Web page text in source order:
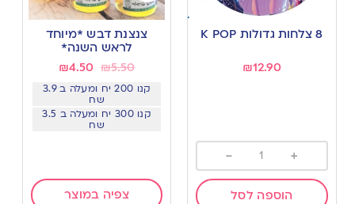
to
wishlist
8 צלחות גדולות K POP
₪12.90
+
-
הוספה לסל
Add
wishlist
צנצנת דבש *מיוחד
לראש השנה*
₪5.50
₪4.50
קנו 200 יח ומעלה ב 3.9
שח
קנו 300 יח ומעלה ב 3.5
שח
צפיה במוצר